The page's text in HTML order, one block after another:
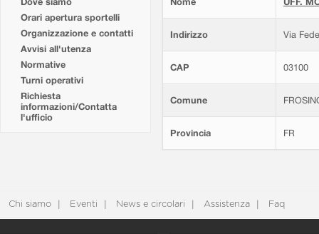
Orari apertura sportelli
Organizzazione e contatti
Avvisi all'utenza
Normative
Turni operativi
Richiesta
informazioni/Contatta
l'ufficio
Indirizzo Via
CAP 03100
Comune
Provincia FR
Chi siamo Eventi News e circolari Assistenza Faq